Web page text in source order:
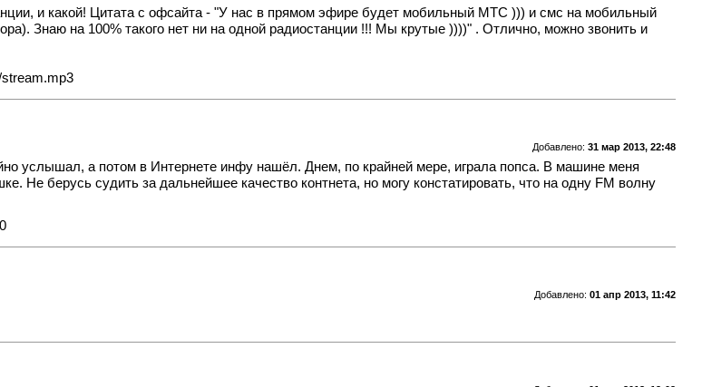
и какой! Цитата с офсайта - "У нас в прямом эфире будет мобильный МТС ))) и смс на мобильный
Знаю на 100% такого нет ни на одной радиостанции !!! Мы крутые ))))" . Отлично, можно звонить и
stream.mp3
Добавлено: 31 мар 2013, 22:48
услышал, а потом в Интернете инфу нашёл. Днем, по крайней мере, играла попса. В машине меня
Не берусь судить за дальнейшее качество контнета, но могу констатировать, что на одну FM волну
Добавлено: 01 апр 2013, 11:42